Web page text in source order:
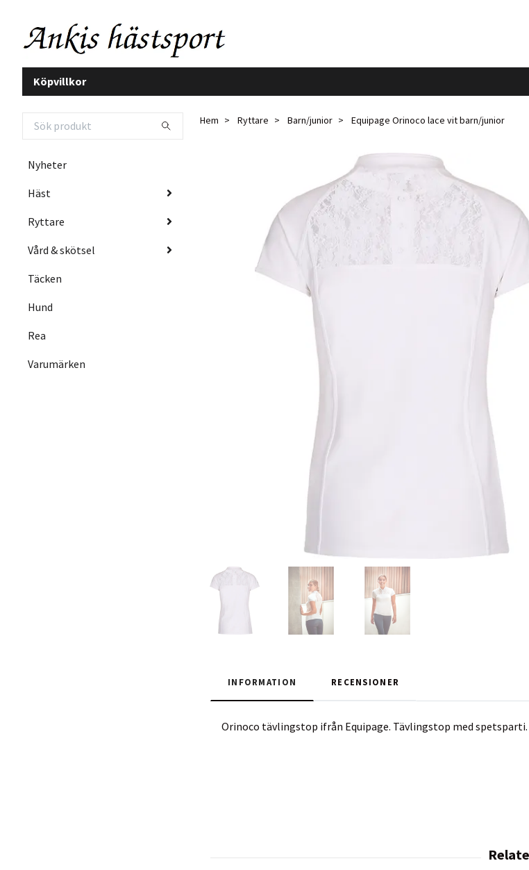
Köpvillkor
Nyheter
Häst
Ryttare
Vård & skötsel
Täcken
Hund
Rea
Varumärken
Hem Ryttare Barn/junior Equipage Orinoco lace vit barn/junior
INFORMATION RECENSIONER
Orinoco tävlingstop ifrån Equipage. Tävlingstop med